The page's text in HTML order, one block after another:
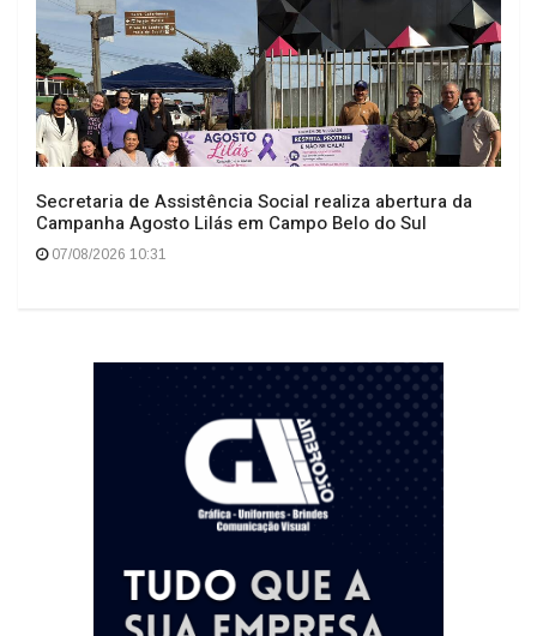
Secretaria de Assistência Social realiza abertura da
Campanha Agosto Lilás em Campo Belo do Sul
07/08/2026 10:31